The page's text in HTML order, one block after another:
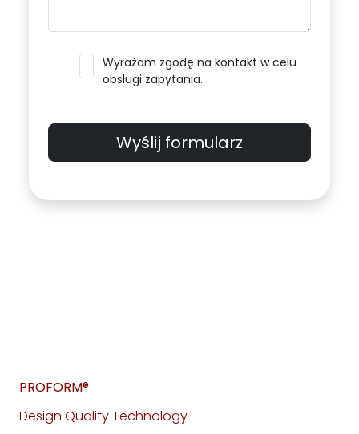
Wyrażam zgodę na kontakt w celu
obsługi zapytania.
Wyślij formularz
PROFORM®
Design Quality Technology